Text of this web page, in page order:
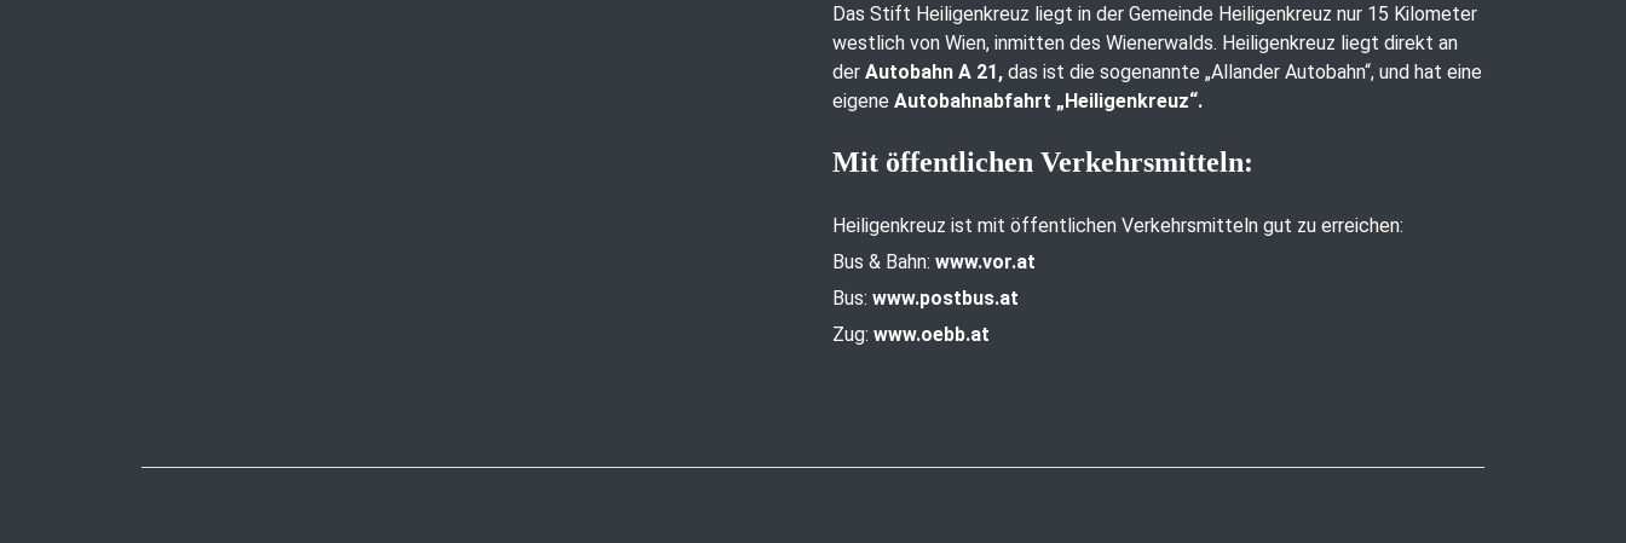
Das Stift Heiligenkreuz liegt in der Gemeinde Heiligenkreuz nur 15 Kilometer
westlich von Wien, inmitten des Wienerwalds. Heiligenkreuz liegt direkt an
der Autobahn A 21, das ist die sogenannte „Allander Autobahn“, und hat eine
eigene Autobahnabfahrt „Heiligenkreuz“.
Mit öffentlichen Verkehrsmitteln:
Heiligenkreuz ist mit öffentlichen Verkehrsmitteln gut zu erreichen:
Bus & Bahn: www.vor.at
Bus: www.postbus.at
Zug: www.oebb.at